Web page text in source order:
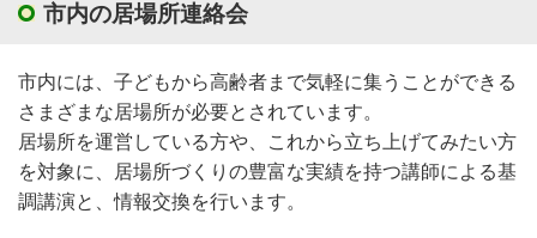
市内の居場所連絡会
市内には、子どもから高齢者まで気軽に集うことができる
さまざまな居場所が必要とされています。
居場所を運営している方や、これから立ち上げてみたい方
を対象に、居場所づくりの豊富な実績を持つ講師による基
調講演と、情報交換を行います。